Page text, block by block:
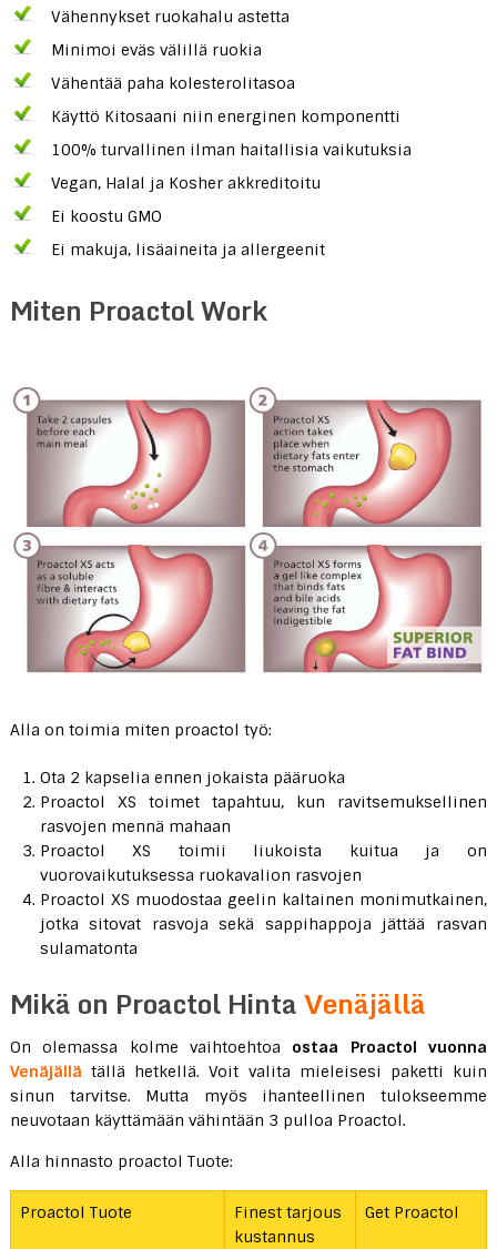
Vähennykset ruokahalu astetta
Minimoi eväs välillä ruokia
Vähentää paha kolesterolitasoa
Käyttö Kitosaani niin energinen komponentti
100% turvallinen ilman haitallisia vaikutuksia
Vegan, Halal ja Kosher akkreditoitu
Ei koostu GMO
Ei makuja, lisäaineita ja allergeenit
Miten Proactol Work
Alla on toimia miten proactol työ:
Ota 2 kapselia ennen jokaista pääruoka
Proactol XS toimet tapahtuu, kun ravitsemuksellinen
rasvojen mennä mahaan
Proactol XS toimii liukoista kuitua ja on
vuorovaikutuksessa ruokavalion rasvojen
Proactol XS muodostaa geelin kaltainen monimutkainen,
jotka sitovat rasvoja sekä sappihappoja jättää rasvan
sulamatonta
Mikä on Proactol HintaVenäjällä
On olemassa kolme vaihtoehtoa ostaa Proactol vuonna
Venäjällä tällä hetkellä. Voit valita mieleisesi paketti kuin
sinun tarvitse. Mutta myös ihanteellinen tulokseemme
neuvotaan käyttämään vähintään 3 pulloa Proactol.
Alla hinnasto proactol Tuote:
Proactol Tuote
Finest tarjous
kustannus
Get Proactol